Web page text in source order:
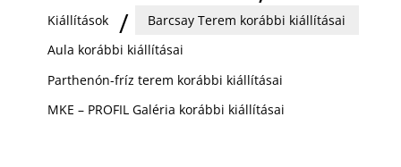
Kiállítások
Barcsay Terem korábbi kiállításai
Aula korábbi kiállításai
Parthenón-fríz terem korábbi kiállításai
MKE – PROFIL Galéria korábbi kiállításai